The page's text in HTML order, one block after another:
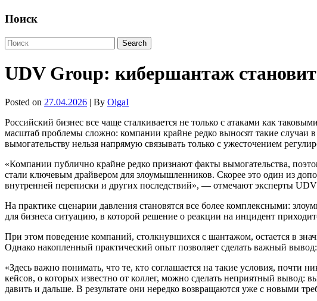
Поиск
UDV Group: кибершантаж
Posted on 27.04.2026 | By OlgaI
Российский бизнес все чаще сталкивается не только с атаками как
масштаб проблемы сложно: компании крайне редко выносят такие
вымогательству нельзя напрямую связывать только с ужесточением
«Компании публично крайне редко признают факты вымогательства,
стали ключевым драйвером для злоумышленников. Скорее это один из
внутренней переписки и других последствий», — отмечают эксперты
На практике сценарии давления становятся все более комплексными:
для бизнеса ситуацию, в которой решение о реакции на инцидент
При этом поведение компаний, столкнувшихся с шантажом, остается в
Однако накопленный практический опыт позволяет сделать важный
«Здесь важно понимать, что те, кто соглашается на такие условия,
кейсов, о которых известно от коллег, можно сделать неприятный
давить и дальше. В результате они нередко возвращаются уже с новыми